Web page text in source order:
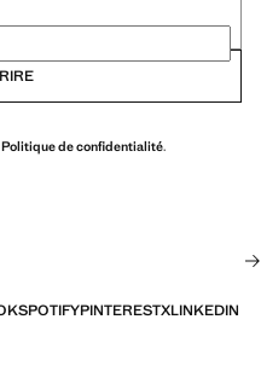
Politique de confidentialité.
SPOTIFYPINTERESTXLINKEDIN